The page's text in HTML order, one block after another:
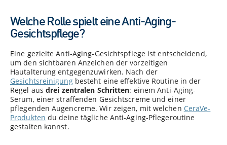
Welche Rolle spielt eine Anti-Aging-
Gesichtspflege?
Eine gezielte Anti-Aging-Gesichtspflege ist entscheidend,
um den sichtbaren Anzeichen der vorzeitigen
Hautalterung entgegenzuwirken. Nach der
Gesichtsreinigungbesteht eine effektive Routine in der
Regel aus drei zentralen Schritten: einem Anti-Aging-
Serum, einer straffenden Gesichtscreme und einer
pflegenden Augencreme. Wir zeigen, mit welchen CeraVe-
Produkten du deine tägliche Anti-Aging-Pflegeroutine
gestalten kannst.